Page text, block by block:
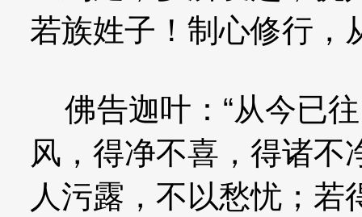
若族姓子！制心修行，
佛告迦叶：“从今已
风，得净不喜，得诸不
人污露，不以愁忧；